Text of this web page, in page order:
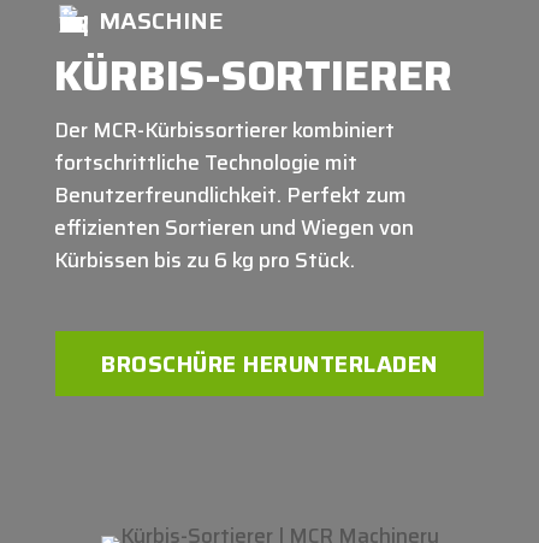
MASCHINE
KÜRBIS-SORTIERER
Der MCR-Kürbissortierer kombiniert
fortschrittliche Technologie mit
Benutzerfreundlichkeit. Perfekt zum
effizienten Sortieren und Wiegen von
Kürbissen bis zu 6 kg pro Stück.
BROSCHÜRE HERUNTERLADEN